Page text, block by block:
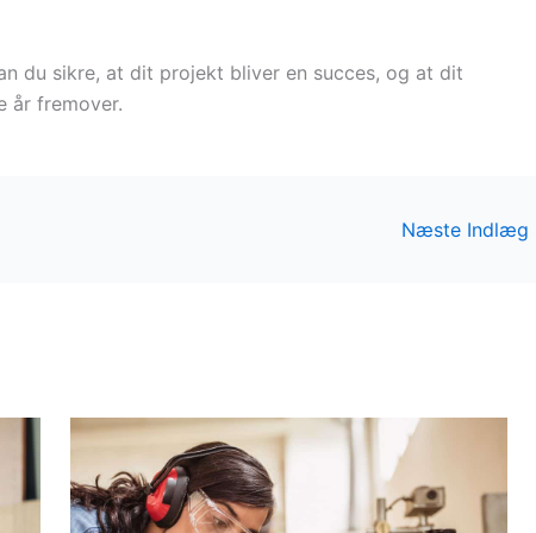
du sikre, at dit projekt bliver en succes, og at dit
år fremover.
Næste Indlæg